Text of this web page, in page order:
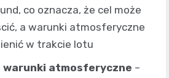
co oznacza, że cel może
a warunki atmosferyczne
w trakcie lotu
warunki atmosferyczne –